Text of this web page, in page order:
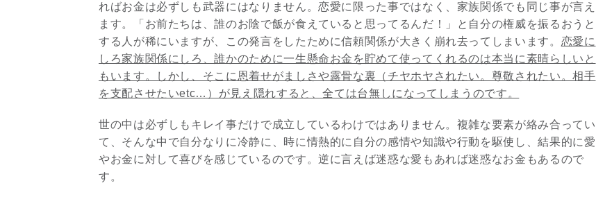
ればお金は必ずしも武器にはなりません。恋愛に限った事ではなく、家族関係でも同じ事が言え
ます。「お前たちは、誰のお陰で飯が食えていると思ってるんだ！」と自分の権威を振るおうと
する人が稀にいますが、この発言をしたために信頼関係が大きく崩れ去ってしまいます。 恋愛に
しろ家族関係にしろ、誰かのために一生懸命お金を貯めて使ってくれるのは本当に素晴らしいと
もいます。しかし、そこに恩着せがましさや露骨な裏（チヤホヤされたい。尊敬されたい。相手
を支配させたいetc…）が見え隠れすると、全ては台無しになってしまうのです。
世の中は必ずしもキレイ事だけで成立しているわけではありません。複雑な要素が絡み合ってい
て、そんな中で自分なりに冷静に、時に情熱的に自分の感情や知識や行動を駆使し、結果的に愛
やお金に対して喜びを感じているのです。逆に言えば迷惑な愛もあれば迷惑なお金もあるので
す。